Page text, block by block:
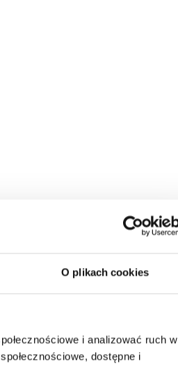
O plikach cookies
i analizować ruch w
dostępne i